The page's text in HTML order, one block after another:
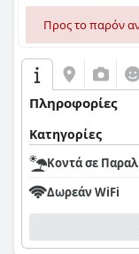
Προς το παρόν
Πληροφορίες
Κατηγορίες
Κοντά σε
Δωρεάν WiFi